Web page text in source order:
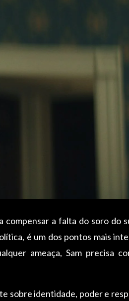
a falta do soro do
é um dos pontos mais
ameaça, Sam precisa
sobre identidade, poder e